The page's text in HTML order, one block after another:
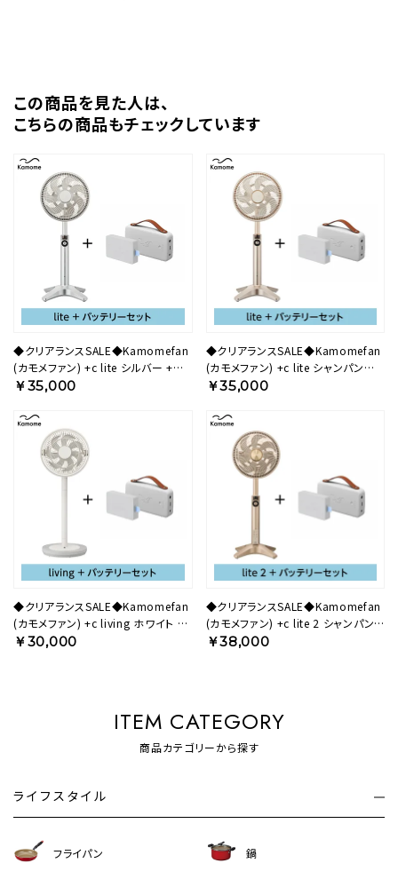
この商品を⾒た⼈は、
こちらの商品もチェックしています
◆クリアランスSALE◆Kamomefan
(カモメファン) +c lite シルバー +
Otomo Dockセット
￥35,000
◆クリアランスSALE◆Kamomefan
(カモメファン) +c lite シャンパンゴ
ールド + Otomo Dockセット
￥35,000
◆クリアランスSALE◆Kamomefan
(カモメファン) +c living ホワイト +
Otomo Dockセット
￥30,000
◆クリアランスSALE◆Kamomefan
(カモメファン) +c lite 2 シャンパンゴ
ールド 扇風機 + Otomo Dockセット
￥38,000
ITEM CATEGORY
商品カテゴリーから探す
ライフスタイル
フライパン 鍋